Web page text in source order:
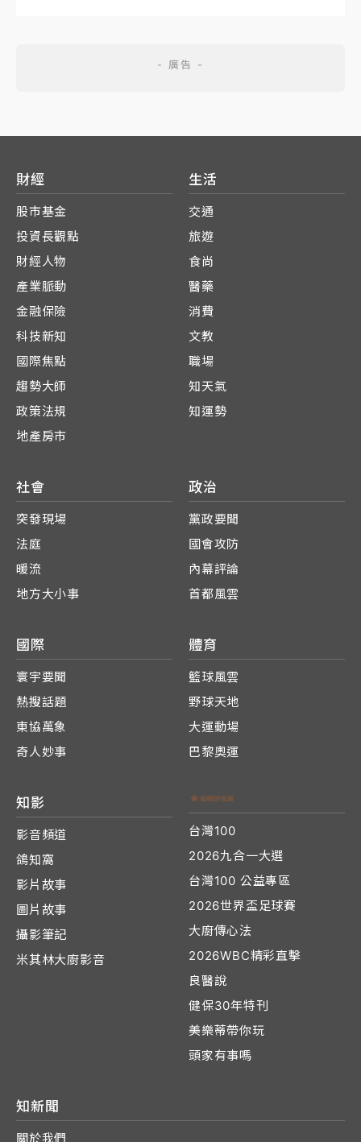
財經
股市基金
投資長觀點
財經人物
產業脈動
金融保險
科技新知
國際焦點
趨勢大師
政策法規
地產房市
生活
交通
旅遊
食尚
醫藥
消費
文教
職場
知天氣
知運勢
社會
突發現場
法庭
暖流
地方大小事
政治
黨政要聞
國會攻防
內幕評論
首都風雲
國際
寰宇要聞
熱搜話題
東協萬象
奇人妙事
體育
籃球風雲
野球天地
大運動場
巴黎奧運
知影
影音頻道
鴿知窩
影片故事
圖片故事
攝影筆記
米其林大廚影音
台灣100
2026九合一大選
台灣100 公益專區
2026世界盃足球賽
大廚傳心法
2026WBC精彩直擊
良醫說
健保30年特刊
美樂蒂帶你玩
頭家有事嗎
知新聞
關於我們